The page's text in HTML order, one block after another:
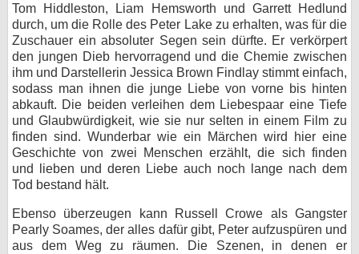
Tom Hiddleston, Liam Hemsworth und Garrett Hedlund
durch, um die Rolle des Peter Lake zu erhalten, was für die
Zuschauer ein absoluter Segen sein dürfte. Er verkörpert
den jungen Dieb hervorragend und die Chemie zwischen
ihm und Darstellerin Jessica Brown Findlay stimmt einfach,
sodass man ihnen die junge Liebe von vorne bis hinten
abkauft. Die beiden verleihen dem Liebespaar eine Tiefe
und Glaubwürdigkeit, wie sie nur selten in einem Film zu
finden sind. Wunderbar wie ein Märchen wird hier eine
Geschichte von zwei Menschen erzählt, die sich finden
und lieben und deren Liebe auch noch lange nach dem
Tod bestand hält.
Ebenso überzeugen kann Russell Crowe als Gangster
Pearly Soames, der alles dafür gibt, Peter aufzuspüren und
aus dem Weg zu räumen. Die Szenen, in denen er